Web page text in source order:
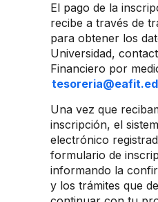
El pago de la
recibe a través de
para obtener los
Universidad,
Financiero por
Una vez que
inscripción, el
electrónico
formulario de
informando la
y los trámites que